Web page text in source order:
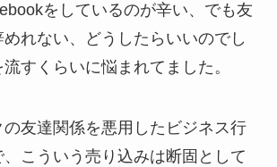
をしているのが辛い、でも友
れない、どうしたらいいのでし
すくらいに悩まれてました。
の友達関係を悪用したビジネス行
こういう売り込みは断固として